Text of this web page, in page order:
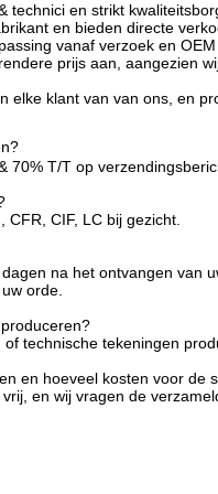
technici en strikt
en bieden directe
vanaf verzoek en
prijs aan, aangezien
elke klant van van ons, en
70% T/T op
CIF, LC bij gezicht.
na het ontvangen van
orde.
technische tekeningen
en hoeveel kosten voor de
en wij vragen de